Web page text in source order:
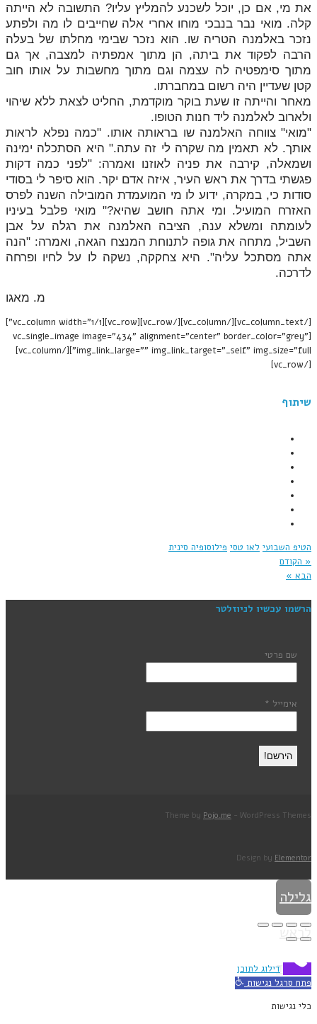
את מי, אם כן, יוכל לשכנע להמליץ עליו? התשובה לא הייתה
קלה. מואי נבר בנבכי מוחו אחרי אלה שחייבים לו מה ולפתע
נזכר באלמנה הטריה שו. הוא נזכר שבימי מחלתו של בעלה
הרבה לפקוד את ביתה, הן מתוך אמפתיה למצבה, אך גם
מתוך סימפטיה לה עצמה וגם מתוך מחשבות על אותו חוב
קטן שעדיין היה רשום במחברתו.
מאחר והייתה זו שעת בוקר מוקדמת, החליט לצאת ללא שיהוי
ולארוב לאלמנה ליד חנות הטופו.
"מואי" צווחה האלמנה שו בראותה אותו. "כמה נפלא לראות
אותך. לא תאמין מה שקרה לי זה עתה." היא הסתכלה ימינה
ושמאלה, קירבה את פניה לאוזנו ואמרה: "לפני כמה דקות
פגשתי בדרך את ראש העיר, איזה אדם יקר. הוא סיפר לי בסודי
סודות כי, במקרה, ידוע לו מי המועמדת המובילה השנה לפרס
האזרח המועיל. ומי אתה חושב שהיא?" מואי פלבל בעיניו
לעומתה ומשלא ענה, הציבה האלמנה את רגלה על אבן
השביל, מתחה את גופה לתנוחת המנצח הגאה, ואמרה: "הנה
אתה מסתכל עליה". היא צחקקה, נשקה לו על לחיו ופרחה
לדרכה.
מ. מאגו
[/vc_column_text][/vc_column][/vc_row][vc_row][vc_column width="1/1"]
[vc_single_image image="434" alignment="center" border_color="grey"
img_link_large="" img_link_target="_self" img_size="full"][/vc_column]
[/vc_row]
שיתוף
הטיפ השבועי לאו טסי פילוסופיה סינית
« הקודם
הבא »
הרשמו עכשיו לניוזלטר
שם פרטי
אימייל *
Theme by Pojo.me - WordPress Themes
Design by Elementor
גלילה
לראש
העמודדילוג לתוכן
פתח סרגל נגישות
כלי נגישות